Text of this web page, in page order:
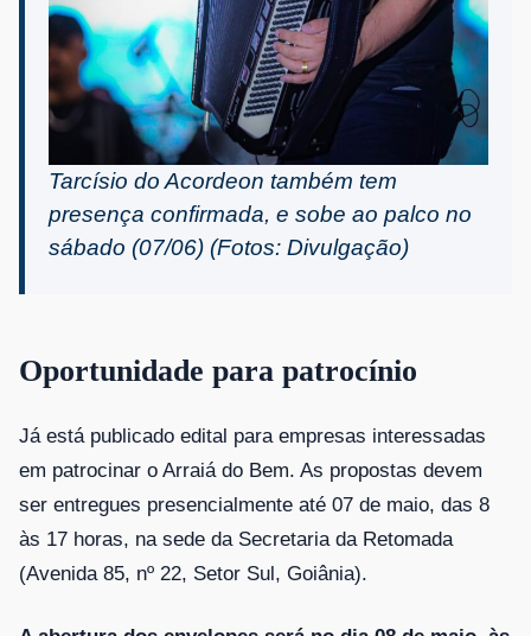
Tarcísio do Acordeon também tem
presença confirmada, e sobe ao palco no
sábado (07/06) (Fotos: Divulgação)
Oportunidade para patrocínio
Já está publicado edital para empresas interessadas
em patrocinar o Arraiá do Bem. As propostas devem
ser entregues presencialmente até 07 de maio, das 8
às 17 horas, na sede da Secretaria da Retomada
(Avenida 85, nº 22, Setor Sul, Goiânia).